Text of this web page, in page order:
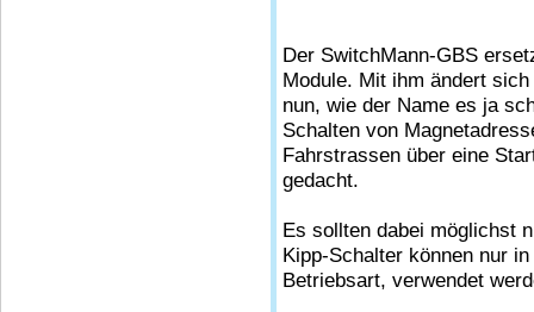
Der SwitchMann-GBS
Module. Mit ihm ändert
nun, wie der Name es ja
Schalten von
Fahrstrassen über eine
gedacht.
Es sollten dabei möglichst
Kipp-Schalter können nur
Betriebsart, verwendet